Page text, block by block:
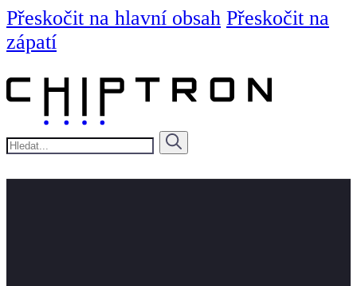
Přeskočit na hlavní obsah Přeskočit na
zápatí
Hledat